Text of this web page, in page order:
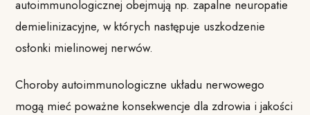
autoimmunologicznej obejmują np. zapalne neuropatie
demielinizacyjne, w których następuje uszkodzenie
osłonki mielinowej nerwów.
Choroby autoimmunologiczne układu nerwowego
mogą mieć poważne konsekwencje dla zdrowia i jakości